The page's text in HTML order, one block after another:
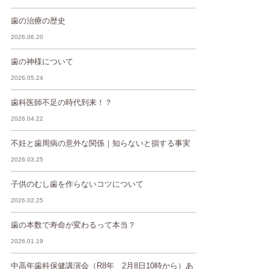
歯の治療の歴史
2026.06.20
歯の神様について
2026.05.24
歯科医師不足の時代到来！？
2026.04.22
不妊と歯周病の意外な関係｜知らないと損する事実
2026.03.25
子供のむし歯を作らないコツについて
2026.02.25
歯の本数で寿命が変わるって本当？
2026.01.19
中高年歯科保健講演会（R8年 2月8日10時から）あ